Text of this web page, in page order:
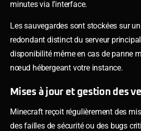
minutes via l’interface.
Les sauvegardes sont stockées sur
redondant distinct du serveur
disponibilité même en cas de panne
nœud hébergeant votre instance.
Mises à jour et gestion des
Minecraft reçoit régulièrement des
des failles de sécurité ou des bugs